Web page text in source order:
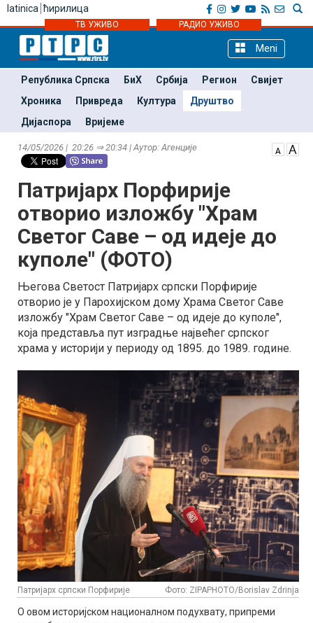
latinica ћирилица
ТВ УЖИВО РАДИО УЖИВО
Meni
Република Српска БиХ Србија Регион
Свијет
Хроника
Привреда Култура
Друштво
Дијаспора
Вријеме
14/05/2026 | 20:26 ⇒ 20:34 | Аутор: Агенције
Патријарх Порфирије
отворио изложбу "Храм
Светог Саве – од идеје до
куполе" (ФОТО)
Његовa Светост Патријарх српски Порфирије
отворио је у Парохијском дому Храма Светог Саве
изложбу "Храм Светог Саве – од идеје до куполе",
која представља пут изградње највећег српског
храма у историји у периоду од 1895. до 1989. године.
Патријарх српски Порфирије Фото: ZIPAPHOTO/Borislav Zdrinja
О овом историјском националном подухвату, припреми